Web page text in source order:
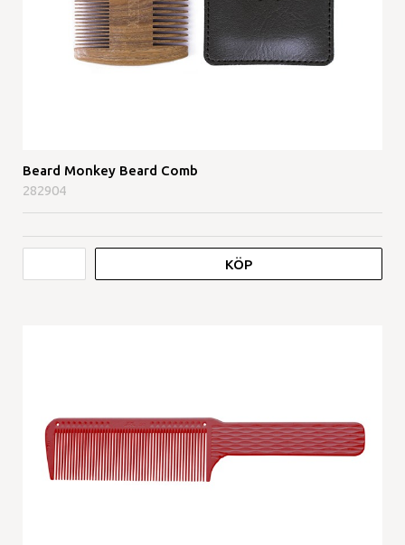
Beard Monkey Beard Comb
282904
KÖP